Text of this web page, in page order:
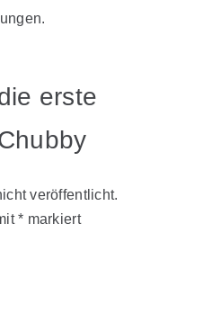
erste
veröffentlicht.
* markiert